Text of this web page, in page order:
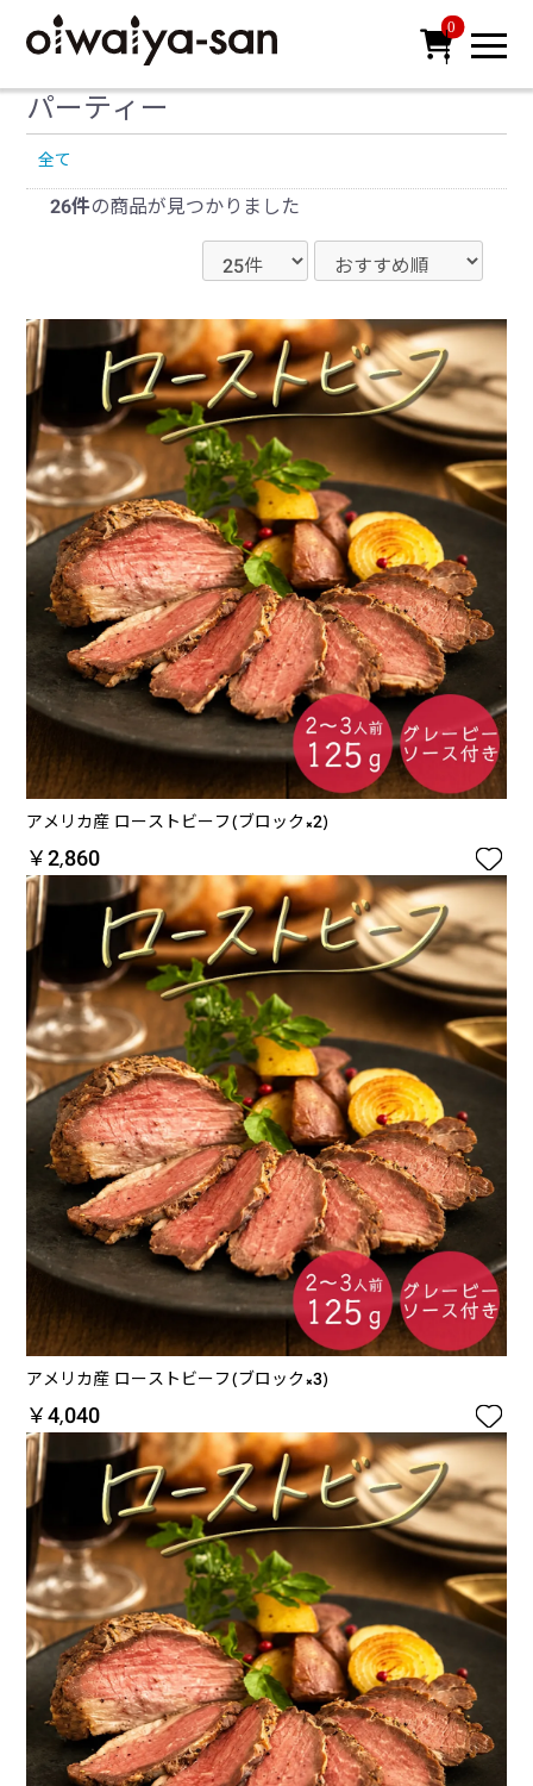

0
パーティー
全て
26件の商品が見つかりました
アメリカ産 ローストビーフ(ブロック×2)
￥2,860 
アメリカ産 ローストビーフ(ブロック×3)
￥4,040 